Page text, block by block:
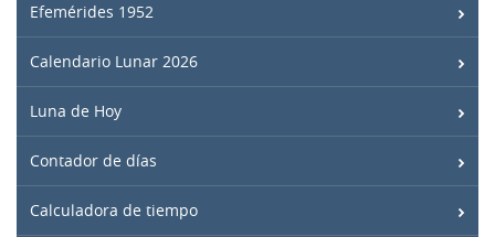
Efemérides 1952
Calendario Lunar 2026
Luna de Hoy
Contador de días
Calculadora de tiempo